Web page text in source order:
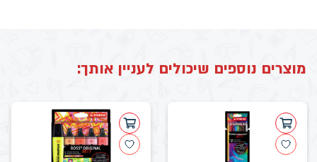
מוצרים נוספים שיכולים לעניין אותך: